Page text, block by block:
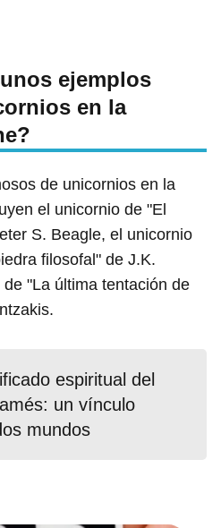
ejemplos
en la
de unicornios en la
el unicornio de "El
S. Beagle, el unicornio
filosofal" de J.K.
"La última tentación de
espiritual del
un vínculo
mundos